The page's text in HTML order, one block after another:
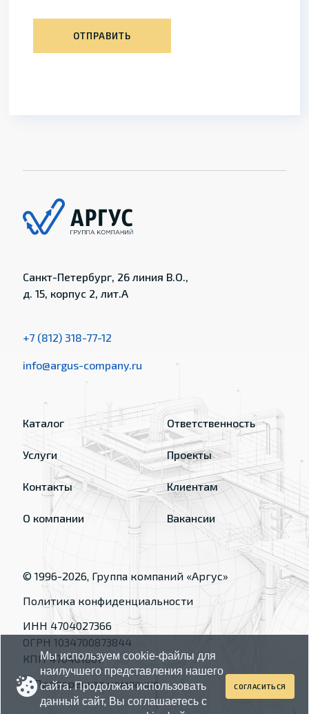
ОТПРАВИТЬ
Санкт-Петербург, 26 линия В.О.,
д. 15, корпус 2, лит.А
+7 (812) 318-77-12
info@argus-company.ru
Каталог
Услуги
Контакты
О компании
Ответственность
Проекты
Клиентам
Вакансии
© 1996-2026, Группа компаний «Аргус»
Политика конфиденциальности
ИНН 4704027366
ОГРН 1034700873844
КПП 470401001
Мы используем cookie-файлы для
наилучшего представления нашего
сайта. Продолжая использовать
данный сайт, Вы соглашаетесь с
СОГЛАСИТЬСЯ